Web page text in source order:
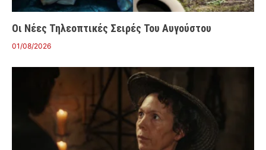
Οι Νέες Τηλεοπτικές Σειρές Του Αυγούστου
01/08/2026